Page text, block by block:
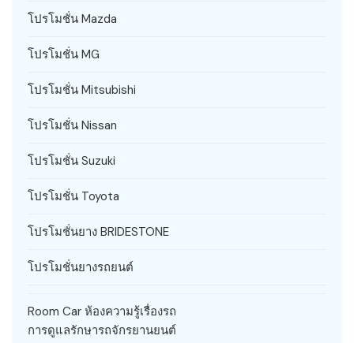
โปรโมชั่น Mazda
โปรโมชั่น MG
โปรโมชั่น Mitsubishi
โปรโมชั่น Nissan
โปรโมชั่น Suzuki
โปรโมชั่น Toyota
โปรโมชั่นยาง BRIDESTONE
โปรโมชั่นยางรถยนต์
Room Car ห้องความรู้เรื่องรถ
การดูแลรักษารถจักรยานยนต์